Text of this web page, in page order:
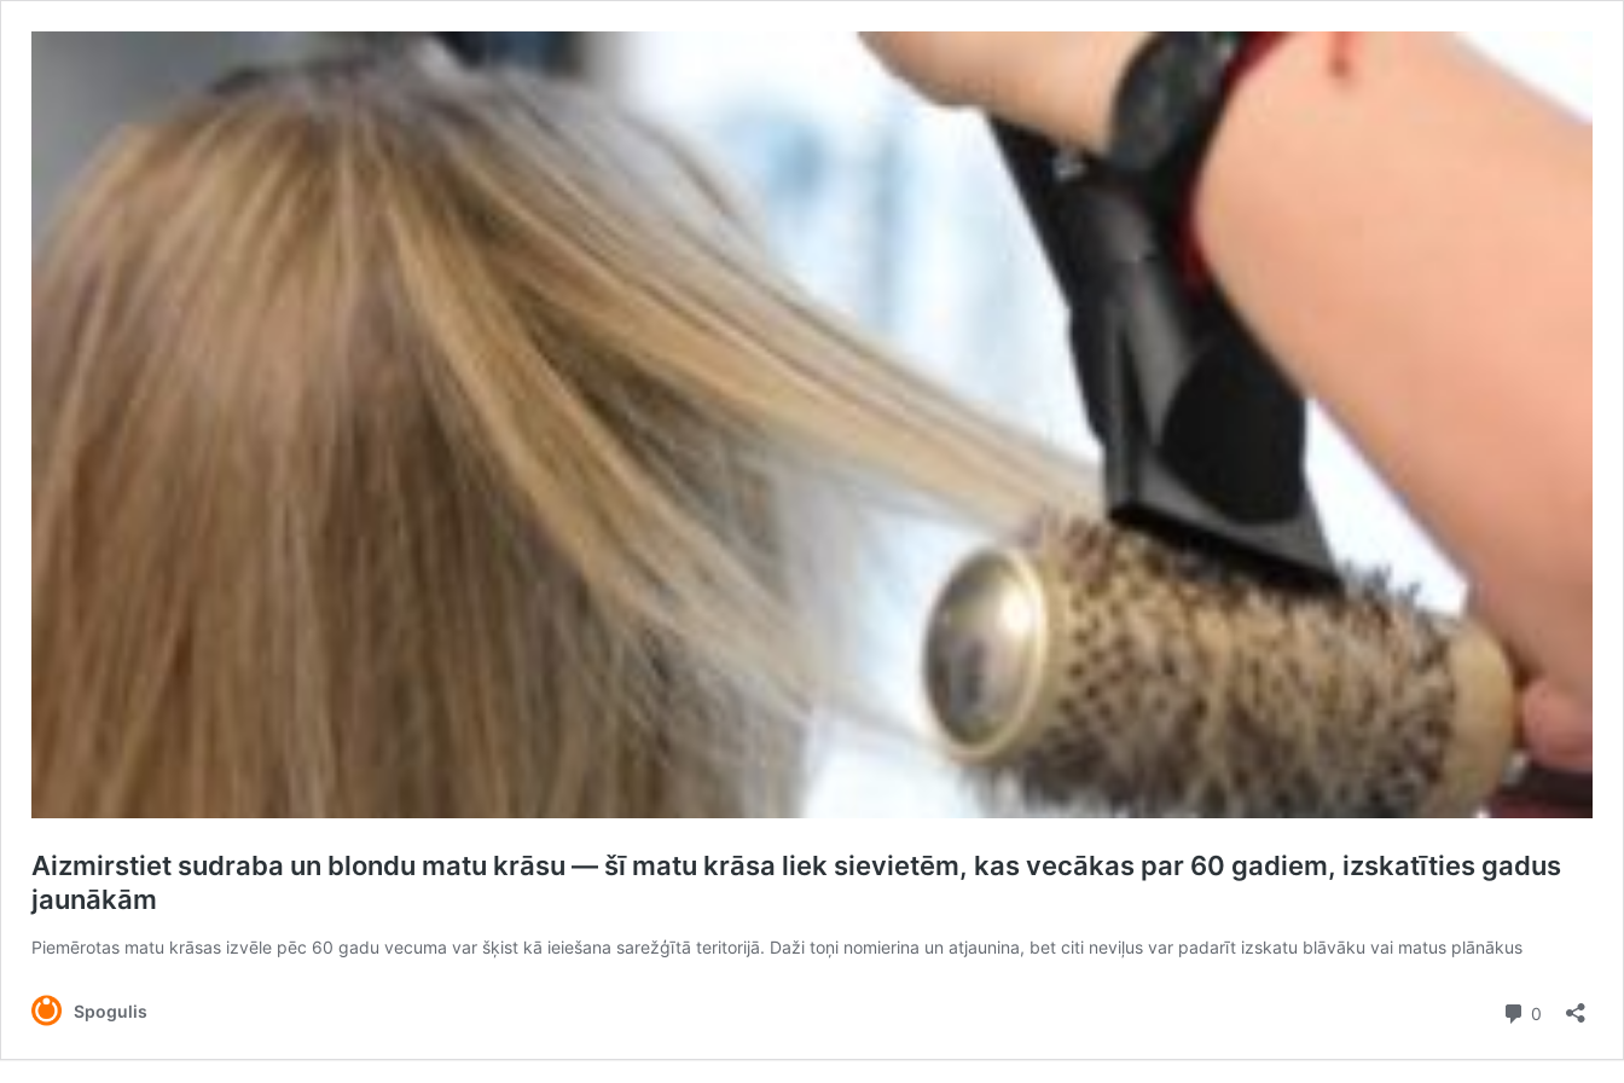
Aizmirstiet sudraba un blondu matu krāsu — šī matu krāsa liek sievietēm, kas vecākas par 60 gadiem, izskatīties gadus
jaunākām
Piemērotas matu krāsas izvēle pēc 60 gadu vecuma var šķist kā ieiešana sarežģītā teritorijā. Daži toņi nomierina un atjaunina, bet citi neviļus var padarīt izskatu blāvāku vai matus plānākus
Spogulis 0 Comments